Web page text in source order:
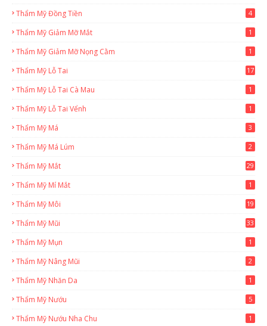
Thẩm Mỹ Đồng Tiền 4
Thẩm Mỹ Giảm Mỡ Mắt 1
Thẩm Mỹ Giảm Mỡ Nọng Cằm 1
Thẩm Mỹ Lỗ Tai 17
Thẩm Mỹ Lỗ Tai Cà Mau 1
Thẩm Mỹ Lỗ Tai Vểnh 1
Thẩm Mỹ Má 3
Thẩm Mỹ Má Lúm 2
Thẩm Mỹ Mắt 29
Thẩm Mỹ Mí Mắt 1
Thẩm Mỹ Môi 19
Thẩm Mỹ Mũi 33
Thẩm Mỹ Mụn 1
Thẩm Mỹ Nâng Mũi 2
Thẩm Mỹ Nhăn Da 1
Thẩm Mỹ Nướu 5
Thẩm Mỹ Nướu Nha Chu 1